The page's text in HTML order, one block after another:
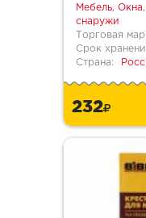
Мебель,
снаружи
Торговая
Срок
Страна:
232